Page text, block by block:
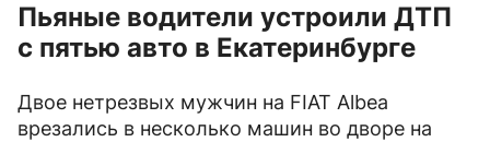
Пьяные водители устроили ДТП
с пятью авто в Екатеринбурге
Двое нетрезвых мужчин на FIAT Albea
врезались в несколько машин во дворе на